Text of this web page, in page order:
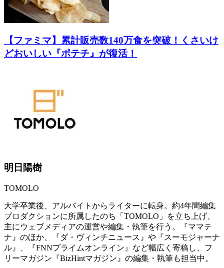
【ファミマ】累計販売数140万食を突破！くさいけ
どおいしい『ポテチ』が復活！
明日陽樹
TOMOLO
大学卒業後、アルバイトからライターに転身。約4年間編集
プロダクションに所属したのち「TOMOLO」を立ち上げ、
主にウェブメディアの運営や編集・執筆を行う。『ママテ
ナ』のほか、『ダ・ヴィンチニュース』や『スーモジャーナ
ル』、『FNNプライムオンライン』など幅広く寄稿し、フ
リーマガジン『BizHintマガジン』の編集・執筆も担当中。